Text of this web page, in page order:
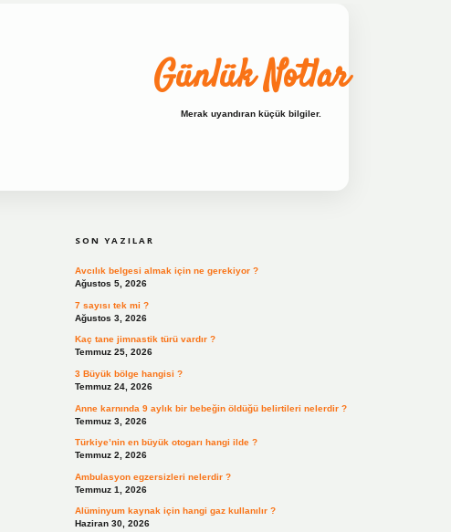
Günlük Notlar
Merak uyandıran küçük bilgiler.
SON YAZILAR
Avcılık belgesi almak için ne gerekiyor ?
Ağustos 5, 2026
7 sayısı tek mi ?
Ağustos 3, 2026
Kaç tane jimnastik türü vardır ?
Temmuz 25, 2026
3 Büyük bölge hangisi ?
Temmuz 24, 2026
Anne karnında 9 aylık bir bebeğin öldüğü belirtileri nelerdir ?
Temmuz 3, 2026
Türkiye’nin en büyük otogarı hangi ilde ?
Temmuz 2, 2026
Ambulasyon egzersizleri nelerdir ?
Temmuz 1, 2026
Alüminyum kaynak için hangi gaz kullanılır ?
Haziran 30, 2026